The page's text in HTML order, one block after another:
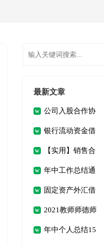
最新文章
公司入股合作协
议书银行流动资金借
贷合同(5篇)
【实用】销售合
同模板汇编九篇
年中工作总结通
用15篇固定资产外汇借
贷合同(集锦5篇)
2021教师师德师
风个人自查报告
年中个人总结15